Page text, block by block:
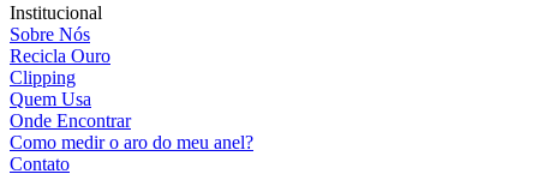
Institucional
Sobre Nós
Recicla Ouro
Clipping
Quem Usa
Onde Encontrar
Como medir o aro do meu anel?
Contato